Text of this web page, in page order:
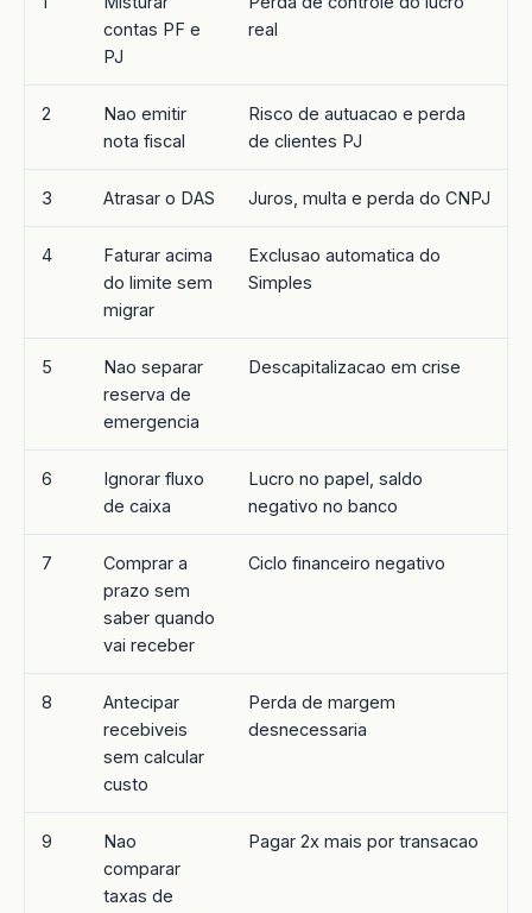
contas PF e
PJ
real
2
Nao emitir
nota fiscal
Risco de autuacao e perda
de clientes PJ
3 Atrasar o DAS Juros, multa e perda do CNPJ
4
Faturar acima
do limite sem
migrar
Exclusao automatica do
Simples
5
Nao separar
reserva de
emergencia
Descapitalizacao em crise
6
Ignorar fluxo
de caixa
Lucro no papel, saldo
negativo no banco
7
Comprar a
prazo sem
saber quando
vai receber
Ciclo financeiro negativo
8
Antecipar
recebiveis
sem calcular
custo
Perda de margem
desnecessaria
9
Nao
comparar
taxas de
Pagar 2x mais por transacao